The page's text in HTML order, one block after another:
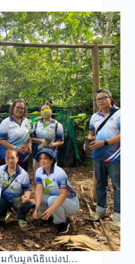
มกับมูลนิธิแบ่งป…